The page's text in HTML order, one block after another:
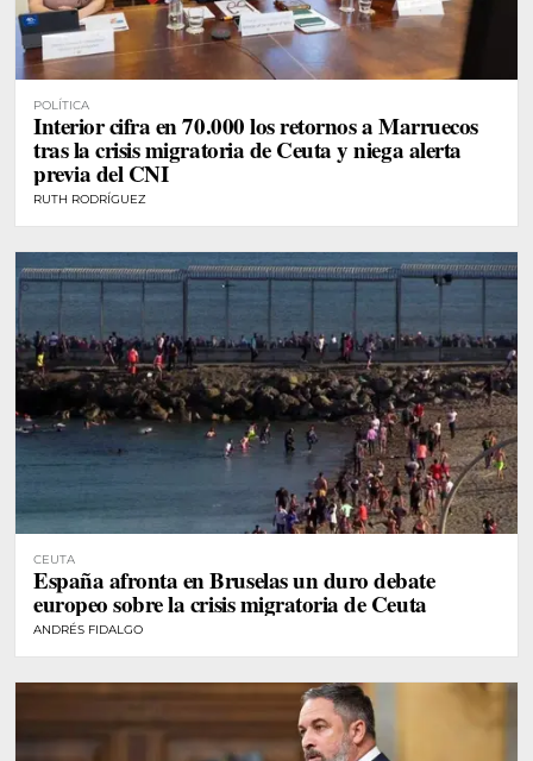
POLÍTICA
Interior cifra en 70.000 los retornos a Marruecos
tras la crisis migratoria de Ceuta y niega alerta
previa del CNI
RUTH RODRÍGUEZ
CEUTA
España afronta en Bruselas un duro debate
europeo sobre la crisis migratoria de Ceuta
ANDRÉS FIDALGO